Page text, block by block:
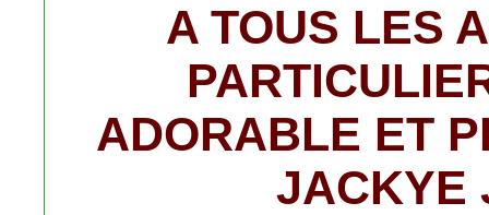
A TOUS LES
ADORABLE ET
JACKYE